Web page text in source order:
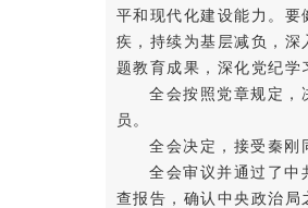
平和现代化建设能力。
疾，持续为基层减负，
题教育成果，深化党纪
全会按照党章规定，
员。
全会决定，接受秦刚
全会审议并通过了中
查报告，确认中央政治